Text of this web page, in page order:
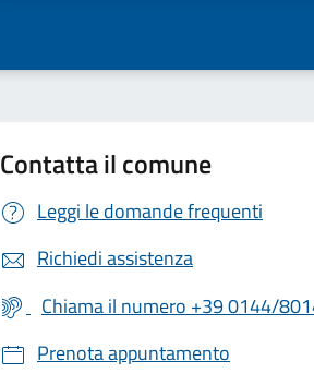
Contatta il comune
Leggi le domande frequenti
Richiedi assistenza
Chiama il numero +39 0144/
Prenota appuntamento